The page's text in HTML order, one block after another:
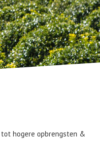
hogere opbrengsten &